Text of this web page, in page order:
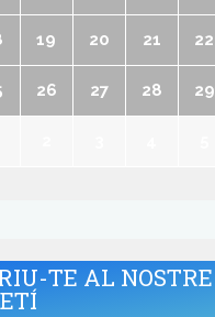
19 20 21 22
26 27 28 29
TE AL NOSTRE